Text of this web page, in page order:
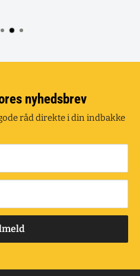
nyhedsbrev
råd direkte i din indbakke